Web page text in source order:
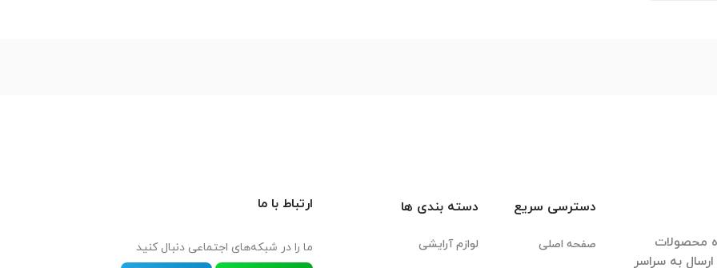
محصولات
به سراسر
دسترسی سریع
صفحه اصلی
دسته بندی ها
لوازم آرایشی
ارتباط با ما
ما را در شبکه‌های اجتماعی دنبال کنید